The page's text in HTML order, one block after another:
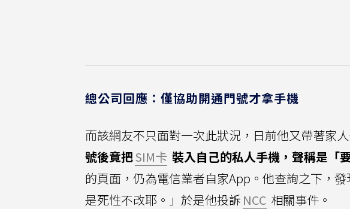
總公司回應：僅協助開通門號才拿手機
而該網友不只面對一次此狀況，日前他又帶著家
號後竟把SIM卡 裝入自己的私人手機，聲稱是「
的頁面，仍為電信業者自家App。他查詢之下，
是死性不改耶。」於是他投訴 NCC 相關事件。